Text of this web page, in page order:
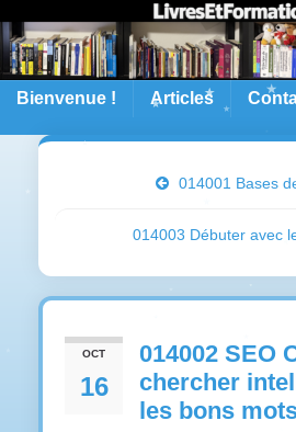
Bienvenue ! Articles
014001 Bases
014003 Débuter avec
OCT
16
014002 SEO
chercher
les bons